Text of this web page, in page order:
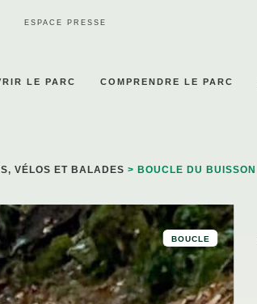
ESPACE PRESSE
LE PARC COMPRENDRE LE PARC
VÉLOS ET BALADES > BOUCLE DU BUISSON
BOUCLE